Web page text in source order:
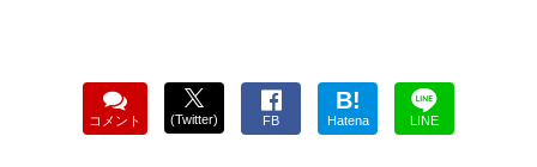
コメント (Twitter) FB
B!
Hatena LINE